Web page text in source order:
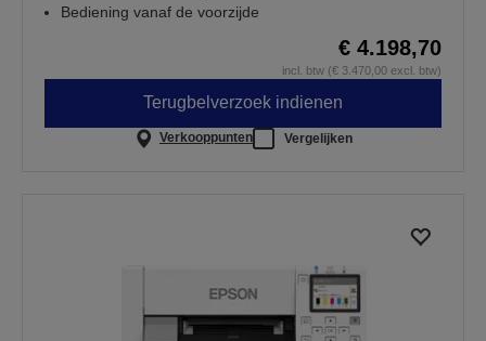
Bediening vanaf de voorzijde
€ 4.198,70
incl. btw (€ 3.470,00 excl. btw)
Terugbelverzoek indienen
Verkooppunten Vergelijken